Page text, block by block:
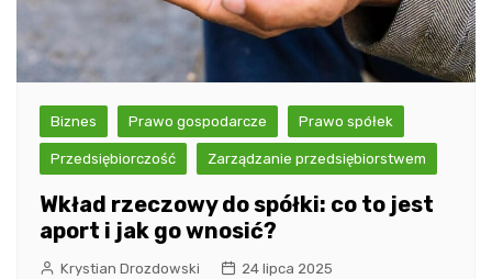
Biznes Prawo gospodarcze Prawo spółek
Przedsiębiorczość Zarządzanie przedsiębiorstwem
Wkład rzeczowy do spółki: co to jest
aport i jak go wnosić?
Krystian Drozdowski 24 lipca 2025